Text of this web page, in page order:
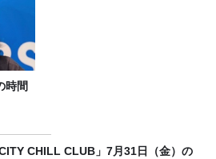
時間
CITY CHILL CLUB」7月31日（金）の